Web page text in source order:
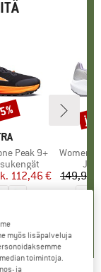
Peak 9+
hinta
112,46 €
Tuote
Women's
149,95 €
myös lisäpalveluja
toimintoja.
ja